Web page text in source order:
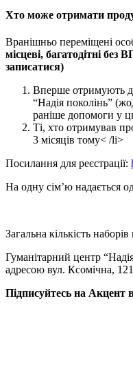
Хто може отримати
Вранішньо переміщені
місцеві, багатодітні
записатися)
Вперше отримують
“Надія поколінь”
раніше допомоги у
Ті, хто отримував
3 місяців тому< /li>
Посилання для реєстрації:
На одну сім’ю надається
Загальна кількість
Гуманітарний центр
адресою вул. Ксомічна,
Підписуйтесь на Акцент